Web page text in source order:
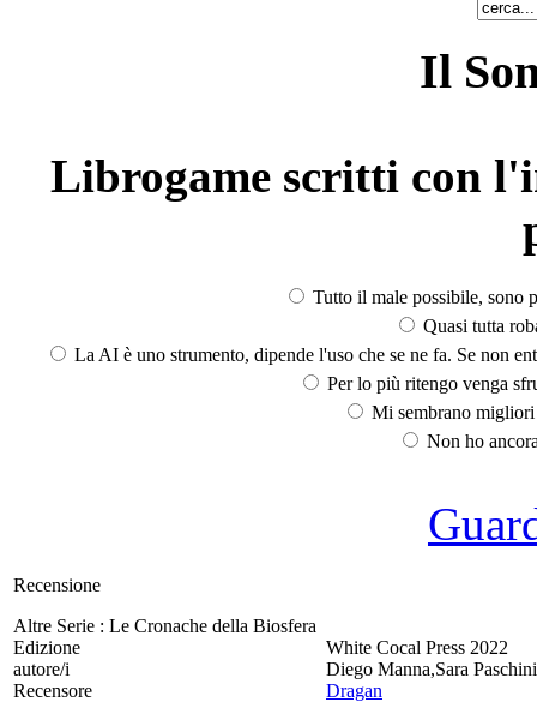
Il
Librogame scritti con
Tutto il male possibile, sono
Quasi tutta
La AI è uno strumento, dipende l'uso che se ne fa. Se non
Per lo più ritengo venga
Mi sembrano
Non ho
Recensione
Altre Serie : Le Cronache della Biosfera
Edizione
White Cocal Press 2022
autore/i
Diego Manna,Sara Paschini
Recensore
Dragan